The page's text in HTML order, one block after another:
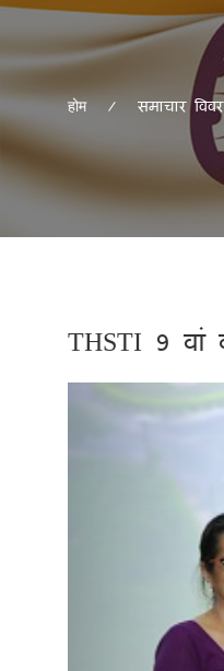
होम समाचार
THSTI 9 वां